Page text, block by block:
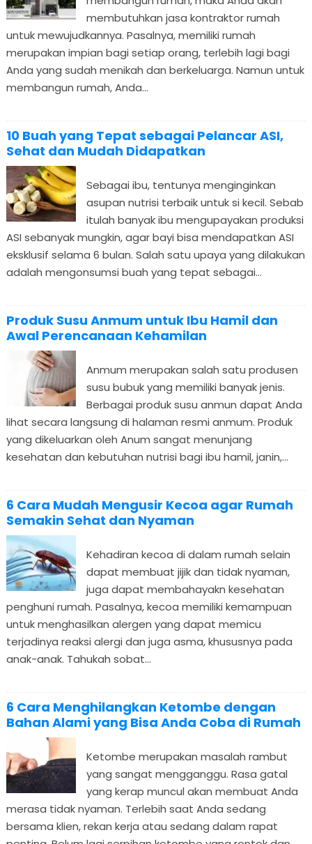
membutuhkan jasa kontraktor rumah
untuk mewujudkannya. Pasalnya, memiliki rumah
merupakan impian bagi setiap orang, terlebih lagi bagi
Anda yang sudah menikah dan berkeluarga. Namun untuk
membangun rumah, Anda...
10 Buah yang Tepat sebagai Pelancar ASI,
Sehat dan Mudah Didapatkan
Sebagai ibu, tentunya menginginkan
asupan nutrisi terbaik untuk si kecil. Sebab
itulah banyak ibu mengupayakan produksi
ASI sebanyak mungkin, agar bayi bisa mendapatkan ASI
eksklusif selama 6 bulan. Salah satu upaya yang dilakukan
adalah mengonsumsi buah yang tepat sebagai...
Produk Susu Anmum untuk Ibu Hamil dan
Awal Perencanaan Kehamilan
Anmum merupakan salah satu produsen
susu bubuk yang memiliki banyak jenis.
Berbagai produk susu anmun dapat Anda
lihat secara langsung di halaman resmi anmum. Produk
yang dikeluarkan oleh Anum sangat menunjang
kesehatan dan kebutuhan nutrisi bagi ibu hamil, janin,...
6 Cara Mudah Mengusir Kecoa agar Rumah
Semakin Sehat dan Nyaman
Kehadiran kecoa di dalam rumah selain
dapat membuat jijik dan tidak nyaman,
juga dapat membahayakn kesehatan
penghuni rumah. Pasalnya, kecoa memiliki kemampuan
untuk menghasilkan alergen yang dapat memicu
terjadinya reaksi alergi dan juga asma, khususnya pada
anak-anak. Tahukah sobat...
6 Cara Menghilangkan Ketombe dengan
Bahan Alami yang Bisa Anda Coba di Rumah
Ketombe merupakan masalah rambut
yang sangat mengganggu. Rasa gatal
yang kerap muncul akan membuat Anda
merasa tidak nyaman. Terlebih saat Anda sedang
bersama klien, rekan kerja atau sedang dalam rapat